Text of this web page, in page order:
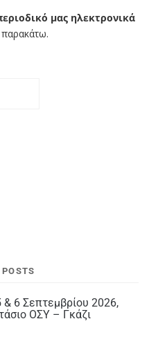
μας ηλεκτρονικά
& 6 Σεπτεμβρίου 2026,
ΟΣΥ – Γκάζι